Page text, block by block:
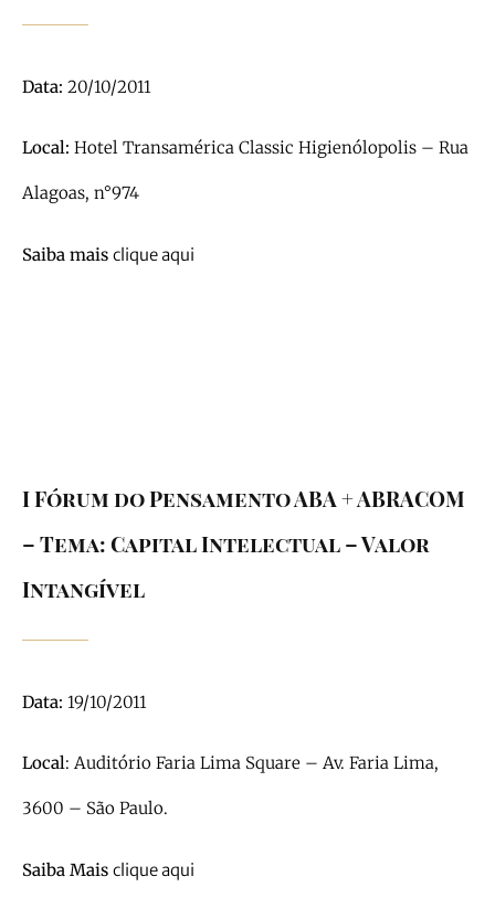
Data: 20/10/2011
Local: Hotel Transamérica Classic Higienólopolis – Rua
Alagoas, n°974
Saiba mais clique aqui
Our History
I Fórum do Pensamento ABA + ABRACOM
– Tema: Capital Intelectual – Valor
Intangível
Data: 19/10/2011
Local: Auditório Faria Lima Square – Av. Faria Lima,
3600 – São Paulo.
Saiba Mais clique aqui